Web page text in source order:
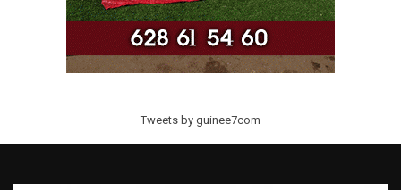
Tweets by guinee7com